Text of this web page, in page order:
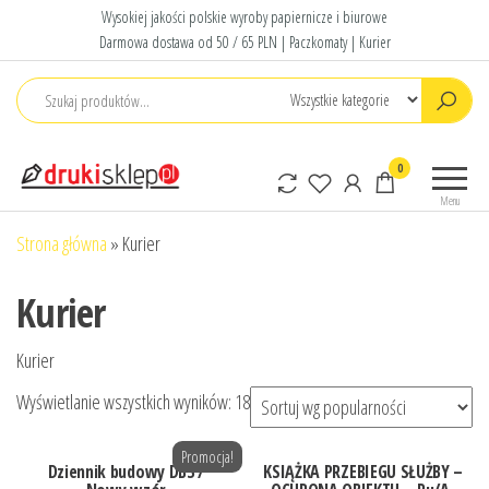
treści
Wysokiej jakości polskie wyroby papiernicze i biurowe
Darmowa dostawa od 50 / 65 PLN | Paczkomaty | Kurier
sklep Menu
0
Strona główna » Kurier
Kurier
Kurier
Wyświetlanie wszystkich wyników: 18Posortowane
według
popularności
Dziennik budowy DB3 /
Promocja!
KSIĄŻKA PRZEBIEGU SŁUŻBY –